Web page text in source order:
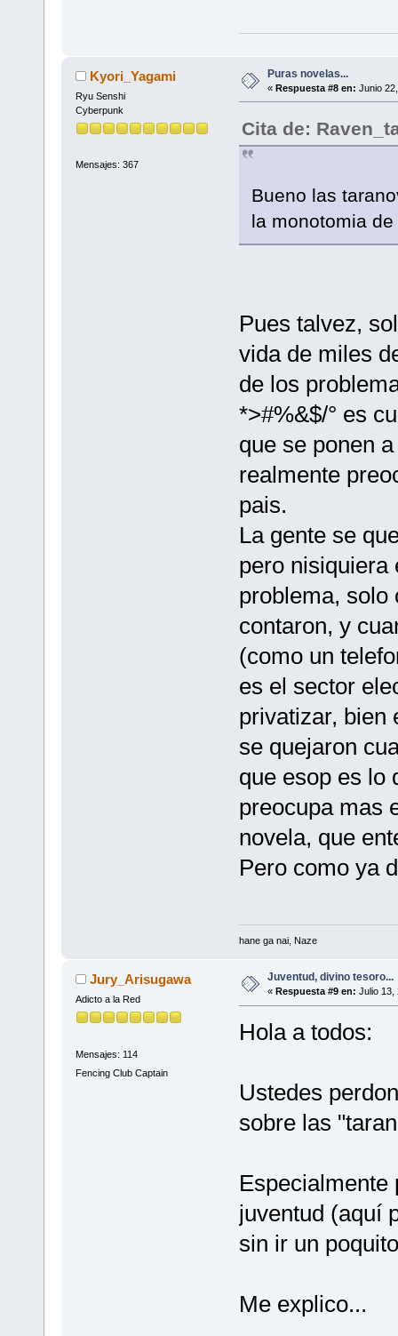
Kyori_Yagami
Ryu Senshi
Cyberpunk
Mensajes: 367
Puras novelas...
« Respuesta #8 en: Junio
Cita de:
Bueno las
la monotomia
Pues talvez,
vida de miles
de los
*>#%&$/° es
que se ponen
realmente
pais.
La gente se
pero nisiquiera
problema, solo
contaron, y
(como un
es el sector
privatizar, bien
se quejaron
que esop es lo
preocupa mas
novela, que
Pero como ya
hane ga nai, Naze
Jury_Arisugawa
Adicto a la Red
Mensajes: 114
Fencing Club Captain
Juventud, divino tesoro...
« Respuesta #9 en: Julio 13,
Hola a todos:
Ustedes
sobre las
Especialmente
juventud (aquí
sin ir un
Me explico...